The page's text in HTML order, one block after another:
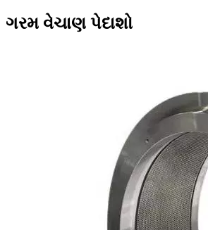
ગરમ વેચાણ પેદાશો